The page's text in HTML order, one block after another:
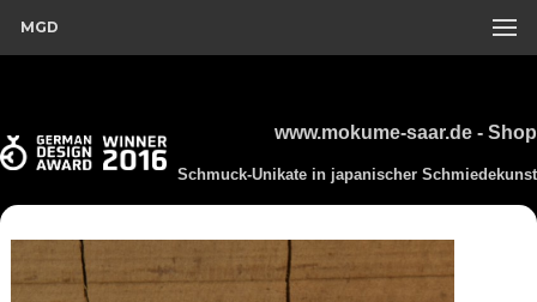
MGD
www.mokume-saar.de - Shop
Schmuck-Unikate in japanischer Schmiedekunst